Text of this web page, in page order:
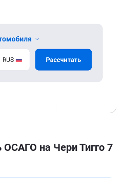
на Чери Тигго 7